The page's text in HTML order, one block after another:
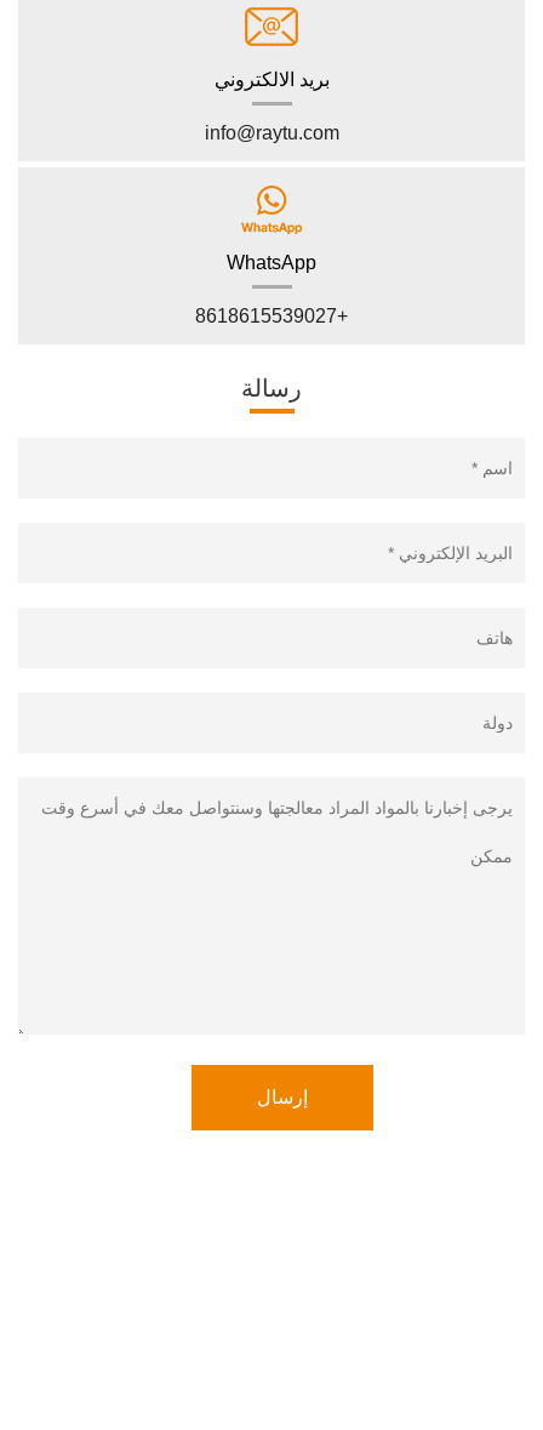
بريد الالكتروني
info@raytu.com
WhatsApp
+8618615539027
رسالة